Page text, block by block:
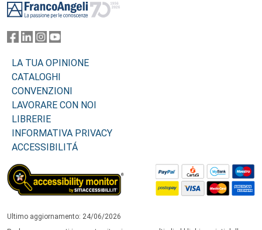
LA TUA OPINIONE
CATALOGHI
CONVENZIONI
LAVORARE CON NOI
LIBRERIE
INFORMATIVA PRIVACY
ACCESSIBILITÁ
Ultimo aggiornamento: 24/06/2026